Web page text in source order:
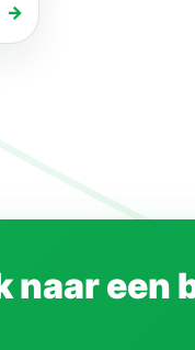
→
naar een